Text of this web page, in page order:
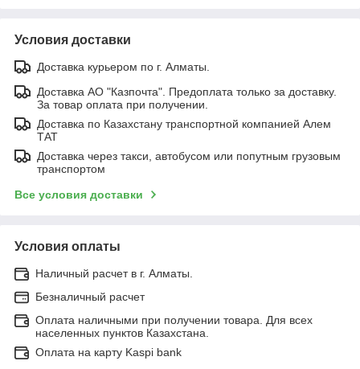
Условия доставки
Доставка курьером по г. Алматы.
Доставка АО "Казпочта". Предоплата только за доставку.
За товар оплата при получении.
Доставка по Казахстану транспортной компанией Алем
ТАТ
Доставка через такси, автобусом или попутным грузовым
транспортом
Все условия доставки
Условия оплаты
Наличный расчет в г. Алматы.
Безналичный расчет
Оплата наличными при получении товара. Для всех
населенных пунктов Казахстана.
Оплата на карту Kaspi bank